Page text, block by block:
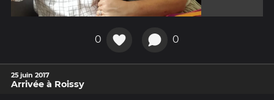
0 0
25 juin 2017
Arrivée à Roissy